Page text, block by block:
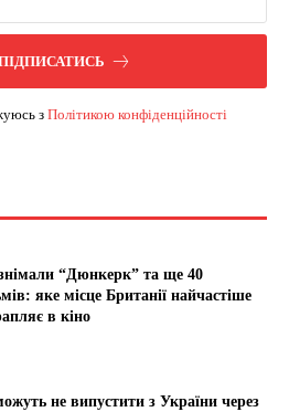
з Політикою конфіденційності
“Дюнкерк” та ще 40
яке місце Британії найчастіше
в кіно
не випустити з України через